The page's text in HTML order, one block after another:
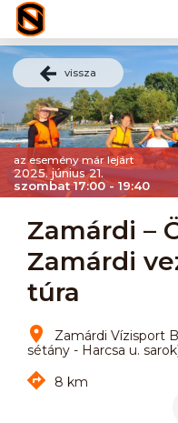
vissza
az esemény már lejárt
2025. június 21.
szombat 17:00 - 19:40
Zamárdi –
Zamárdi
túra
Zamárdi Vízisport
sétány - Harcsa u.
8 km